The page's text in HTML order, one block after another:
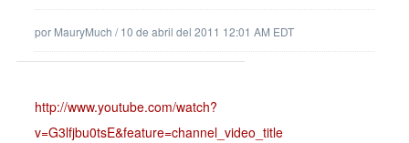
por MauryMuch /10 de abril del 2011 12:01 AM EDT
http://www.youtube.com/watch?
v=G3lfjbu0tsE&feature=channel_video_title